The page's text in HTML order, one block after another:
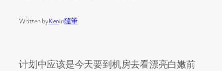
Written byKenin隨筆
计划中应该是今天要到机房去看漂亮白嫩前